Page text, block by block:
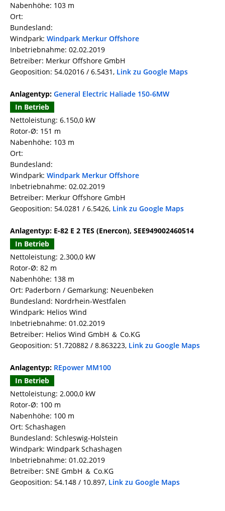
Nabenhöhe: 103 m
Ort:
Bundesland:
Windpark: Windpark Merkur Offshore
Inbetriebnahme: 02.02.2019
Betreiber: Merkur Offshore GmbH
Geoposition: 54.02016 / 6.5431, Link zu Google Maps
Anlagentyp: General Electric Haliade 150-6MW
In Betrieb
Nettoleistung: 6.150,0 kW
Rotor-Ø: 151 m
Nabenhöhe: 103 m
Ort:
Bundesland:
Windpark: Windpark Merkur Offshore
Inbetriebnahme: 02.02.2019
Betreiber: Merkur Offshore GmbH
Geoposition: 54.0281 / 6.5426, Link zu Google Maps
Anlagentyp: E-82 E 2 TES (Enercon), SEE949002460514
In Betrieb
Nettoleistung: 2.300,0 kW
Rotor-Ø: 82 m
Nabenhöhe: 138 m
Ort: Paderborn / Gemarkung: Neuenbeken
Bundesland: Nordrhein-Westfalen
Windpark: Helios Wind
Inbetriebnahme: 01.02.2019
Betreiber: Helios Wind GmbH ＆ Co.KG
Geoposition: 51.720882 / 8.863223, Link zu Google Maps
Anlagentyp: REpower MM100
In Betrieb
Nettoleistung: 2.000,0 kW
Rotor-Ø: 100 m
Nabenhöhe: 100 m
Ort: Schashagen
Bundesland: Schleswig-Holstein
Windpark: Windpark Schashagen
Inbetriebnahme: 01.02.2019
Betreiber: SNE GmbH ＆ Co.KG
Geoposition: 54.148 / 10.897, Link zu Google Maps